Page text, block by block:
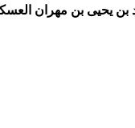
بن مهران العسكري